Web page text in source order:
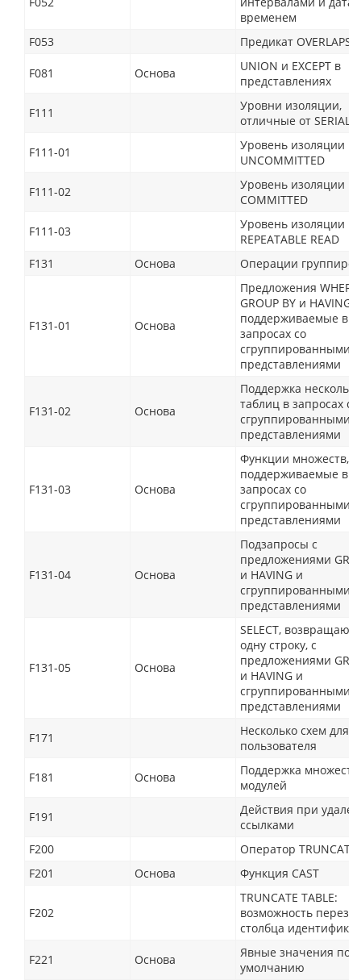
временем
F053
Предикат OVERLAPS
F081 Основа
UNION и EXCEPT в
представлениях
F111
Уровни изоляции,
отличные от
F111-01
Уровень изоляции
UNCOMMITTED
F111-02
Уровень изоляции
COMMITTED
F111-03
Уровень изоляции
REPEATABLE READ
F131
Основа Операции
F131-01 Основа
Предложения WHERE,
GROUP BY и HAVING,
поддерживаемые в
запросах со
сгруппированными
представлениями
F131-02 Основа
Поддержка
таблиц в запросах со
сгруппированными
представлениями
F131-03 Основа
Функции множеств,
поддерживаемые в
запросах со
сгруппированными
представлениями
F131-04 Основа
Подзапросы с
предложениями
и HAVING и
сгруппированными
представлениями
F131-05 Основа
SELECT,
одну строку, с
предложениями
и HAVING и
сгруппированными
представлениями
F171
Несколько схем для
пользователя
F181 Основа
Поддержка
модулей
F191
Действия при
ссылками
F200
Оператор TRUNCATE
F201
Основа Функция CAST
F202
TRUNCATE TABLE:
возможность
столбца
F221 Основа
Явные значения по
умолчанию